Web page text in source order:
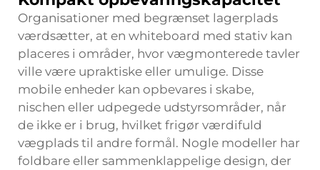
Organisationer med begrænset lagerplads
værdsætter, at en whiteboard med stativ kan
placeres i områder, hvor vægmonterede tavler
ville være upraktiske eller umulige. Disse
mobile enheder kan opbevares i skabe,
nischen eller udpegede udstyrsområder, når
de ikke er i brug, hvilket frigør værdifuld
vægplads til andre formål. Nogle modeller har
foldbare eller sammenklappelige design, der